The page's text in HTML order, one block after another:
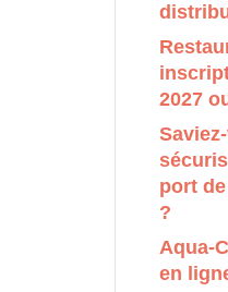
2027
port
?
Aqua-
en